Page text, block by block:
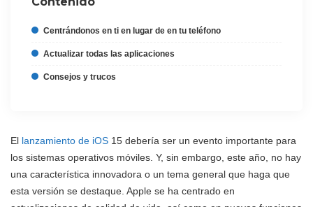
Centrándonos en ti en lugar de en tu teléfono
Actualizar todas las aplicaciones
Consejos y trucos
El lanzamiento de iOS 15 debería ser un evento importante para
los sistemas operativos móviles. Y, sin embargo, este año, no hay
una característica innovadora o un tema general que haga que
esta versión se destaque. Apple se ha centrado en